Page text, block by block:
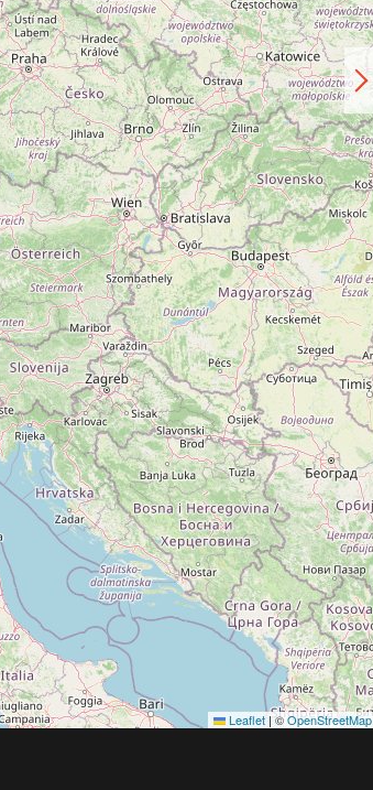
Leaflet |©OpenStreetMap